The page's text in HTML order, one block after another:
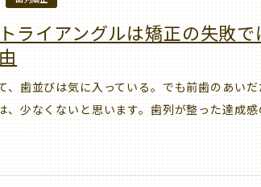
ライアングルは矯正の失敗
、歯並びは気に入っている。でも前歯のあい
、少なくないと思います。歯列が整った達成